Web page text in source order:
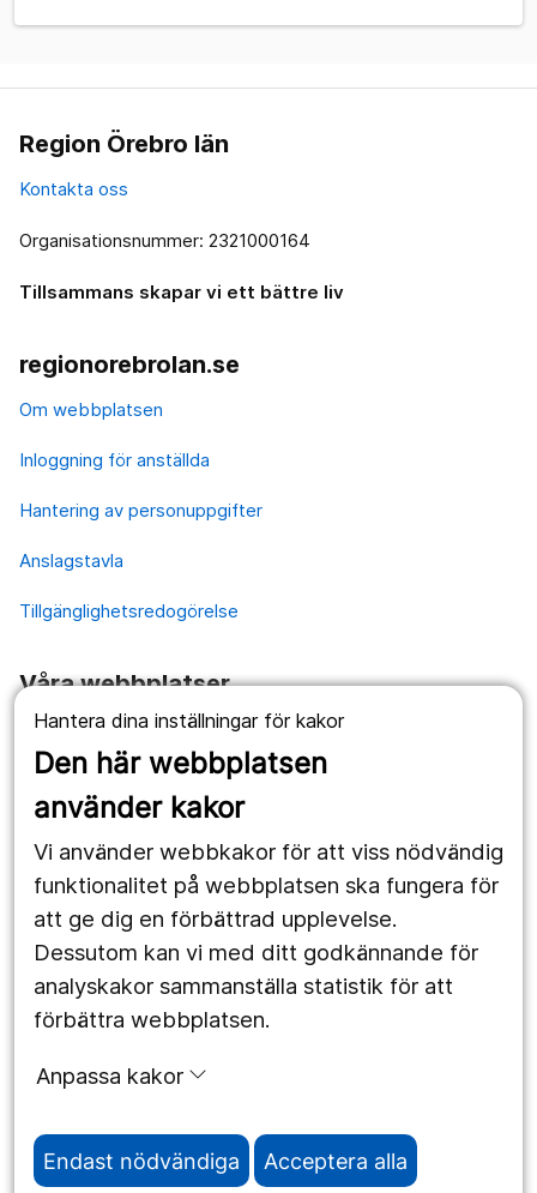
Hantera dina inställningar för kakor
Den här webbplatsen
använder kakor
Vi använder webbkakor för att viss nödvändig
funktionalitet på webbplatsen ska fungera för
att ge dig en förbättrad upplevelse.
Dessutom kan vi med ditt godkännande för
analyskakor sammanställa statistik för att
förbättra webbplatsen.
Anpassa kakor
Endast nödvändiga Acceptera alla
Region Örebro län
Kontakta oss
Organisationsnummer: 2321000164
Tillsammans skapar vi ett bättre liv
regionorebrolan.se
Om webbplatsen
Inloggning för anställda
Hantering av personuppgifter
Anslagstavla
Tillgänglighetsredogörelse
Våra webbplatser
1177.se
Länstrafiken
Utveckling
Följ oss
Facebook